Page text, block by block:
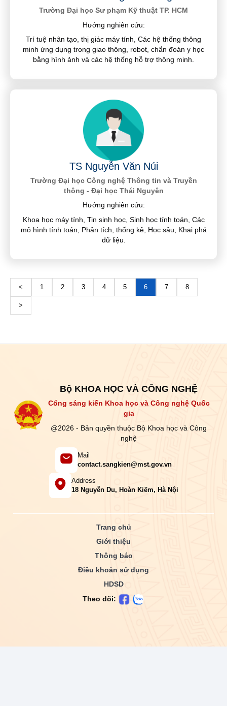
Trường Đại học Sư phạm Kỹ thuật TP. HCM
Hướng nghiên cứu:
Trí tuệ nhân tạo, thị giác máy tính, Các hệ thống thông
minh ứng dụng trong giao thông, robot, chẩn đoán y học
bằng hình ảnh và các hệ thống hỗ trợ thông minh.
TS Nguyễn Văn Núi
Trường Đại học Công nghệ Thông tin và Truyền
thông - Đại học Thái Nguyên
Hướng nghiên cứu:
Khoa học máy tính, Tin sinh học, Sinh học tính toán, Các
mô hình tính toán, Phân tích, thống kê, Học sâu, Khai phá
dữ liệu.
< 1 2 3 4 5 6 7 8
>
Bộ KHOA HỌC VÀ CÔNG NGHỆ
Cổng sáng kiến Khoa học và Công nghệ Quốc
gia
@2026 - Bản quyền thuộc Bộ Khoa học và Công
nghệ
Mail
contact.sangkien@mst.gov.vn
Address
18 Nguyễn Du, Hoàn Kiếm, Hà Nội
Trang chủ
Giới thiệu
Thông báo
Điều khoản sử dụng
HDSD
Theo dõi: